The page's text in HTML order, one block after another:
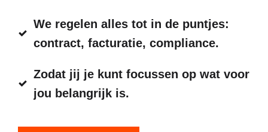
We regelen alles tot in de puntjes:
contract, facturatie, compliance.
Zodat jij je kunt focussen op wat voor
jou belangrijk is.